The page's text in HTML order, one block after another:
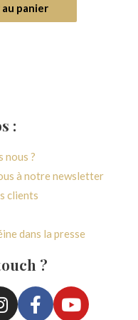
panier
:
nous ?
à notre newsletter
clients
dans la presse
?